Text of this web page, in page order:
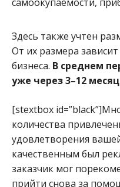
Здесь также учтен
От их размера
бизнеса. В среднем
уже через 3–12
[stextbox
количества
удовлетворения
качественным был
заказчик мог
прийти снова за